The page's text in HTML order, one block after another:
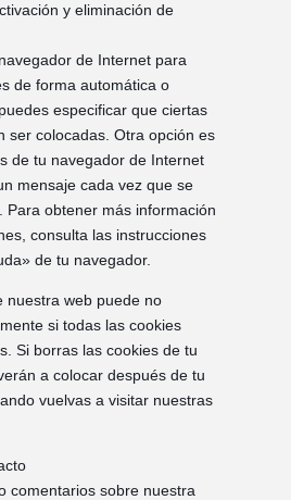
y eliminación de
de Internet para
de forma automática o
especificar que ciertas
ser colocadas. Otra opción es
de tu navegador de Internet
mensaje cada vez que se
Para obtener más información
consulta las instrucciones
de tu navegador.
nuestra web puede no
si todas las cookies
Si borras las cookies de tu
a colocar después de tu
vuelvas a visitar nuestras
comentarios sobre nuestra